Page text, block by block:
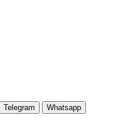
Telegram Whatsapp